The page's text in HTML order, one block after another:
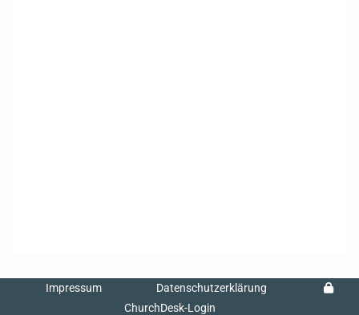
Impressum
Datenschutzerklärung
ChurchDesk-Login